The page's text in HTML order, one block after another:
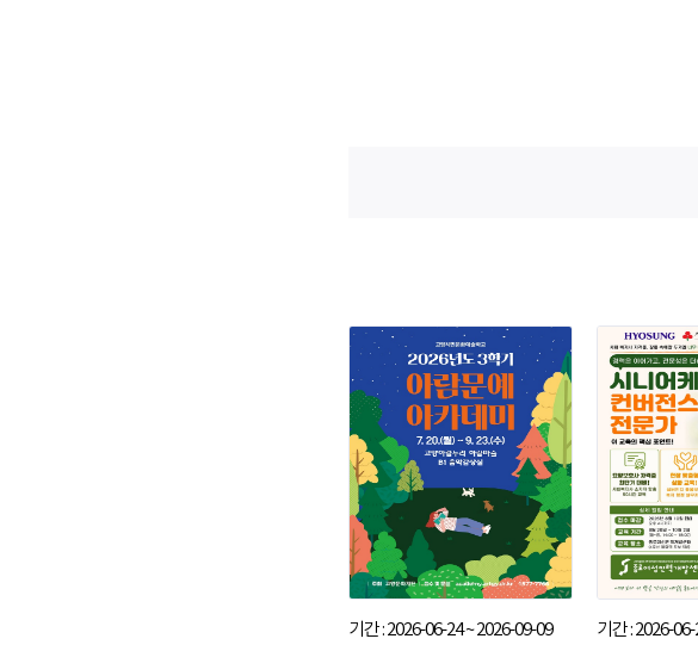
기간 : 2026-06-24 ~ 2026-09-09
기간 : 2026-